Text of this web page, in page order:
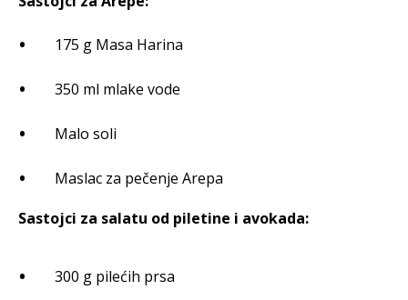
175 g Masa Harina
350 ml mlake vode
Malo soli
Maslac za pečenje Arepa
Sastojci za salatu od piletine i avokada:
300 g pilećih prsa